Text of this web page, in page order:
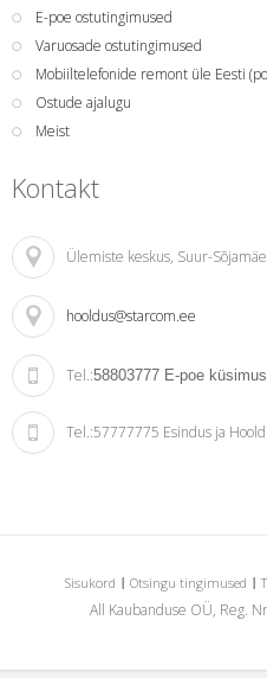
E-poe ostutingimused
Varuosade ostutingimused
Mobiiltelefonide remont üle Eesti
Ostude ajalugu
Meist
Kontakt
Ülemiste keskus, Suur-
hooldus@starcom.ee
Tel.:58803777 E-poe
Tel.:57777775 Esindus ja
Sisukord Otsingu tingimused
All Kaubanduse OÜ, Reg.